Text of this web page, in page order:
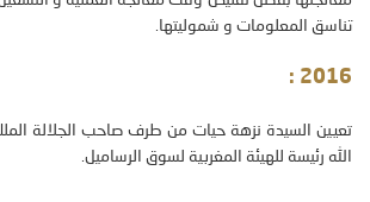
تناسق المعلومات و شموليتها.
2016 :
تعيين السيدة نزهة حيات من طرف صاحب الجلالة
الله رئيسة للهيئة المغربية لسوق الرساميل.